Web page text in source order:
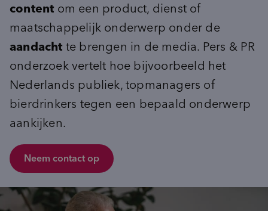
inventory_2Product-ontwikkeling
pie_chartMarktpotentie
sign_language Usage & Attitude
Doelgroepinzichten
groups_2(Potentiële) doelgroepen
psychology_alt
insightsData & Insights kickstart
unknown_document Focussessie
step_over What’s Next workshop
cast_for_education
content om een product, dienst of
maatschappelijk onderwerp onder de
aandacht te brengen in de media. Pers & PR
onderzoek vertelt hoe bijvoorbeeld het
Nederlands publiek, topmanagers of
bierdrinkers tegen een bepaald onderwerp
aankijken.
Neem contact op